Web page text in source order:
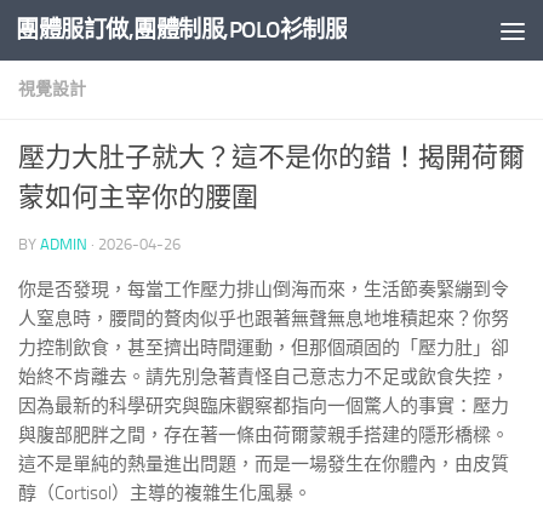
Skip to content
團體服訂做,團體制服,POLO衫制服
視覺設計
壓力大肚子就大？這不是你的錯！揭開荷爾
蒙如何主宰你的腰圍
BY ADMIN · 2026-04-26
你是否發現，每當工作壓力排山倒海而來，生活節奏緊繃到令
人窒息時，腰間的贅肉似乎也跟著無聲無息地堆積起來？你努
力控制飲食，甚至擠出時間運動，但那個頑固的「壓力肚」卻
始終不肯離去。請先別急著責怪自己意志力不足或飲食失控，
因為最新的科學研究與臨床觀察都指向一個驚人的事實：壓力
與腹部肥胖之間，存在著一條由荷爾蒙親手搭建的隱形橋樑。
這不是單純的熱量進出問題，而是一場發生在你體內，由皮質
醇（Cortisol）主導的複雜生化風暴。